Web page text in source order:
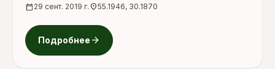
calendar_today 29 сент. 2019 г. location_on55.1946, 30.1870
Подробнее arrow_forward